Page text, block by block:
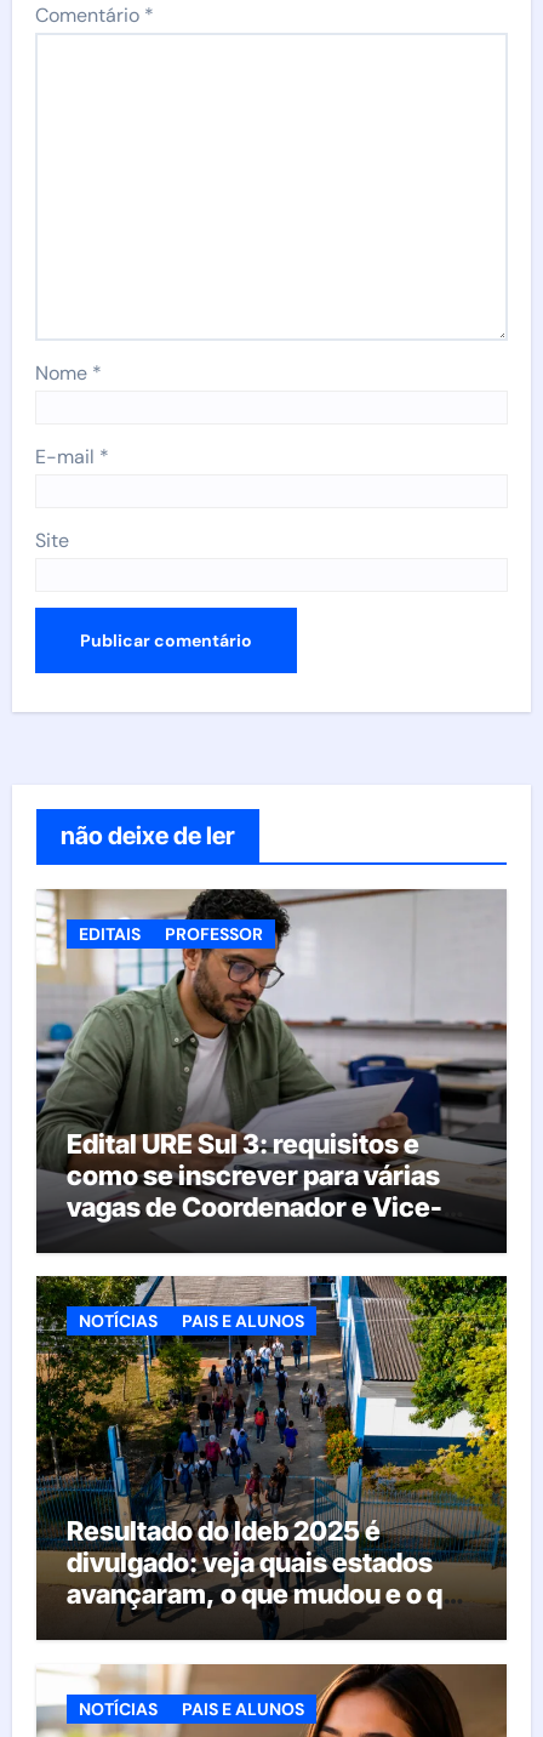
Comentário *
Nome *
E-mail *
Site
não deixe de ler
EDITAIS PROFESSOR
Edital URE Sul 3: requisitos e
como se inscrever para várias
vagas de Coordenador e Vice-
Diretor
NOTÍCIAS PAIS E ALUNOS
Resultado do Ideb 2025 é
divulgado: veja quais estados
avançaram, o que mudou e o que
esperar da educação brasileira
NOTÍCIAS PAIS E ALUNOS